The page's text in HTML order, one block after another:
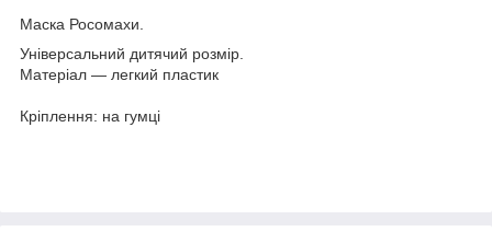
Маска Росомахи.
Універсальний дитячий розмір.
Матеріал — легкий пластик
Кріплення: на гумці